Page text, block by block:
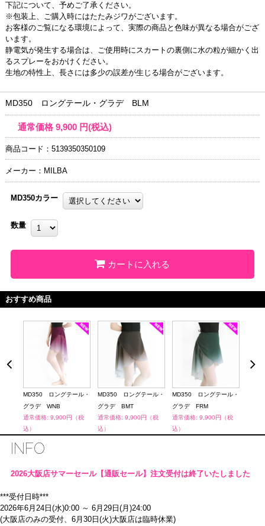
下記について、予めご了承ください。
※包装上、ご購入時にはたたみジワがございます。
お客様のご覧になる環境によって、実際の商品と色味が異なる場合がござ
います。
静電気が発生する場合は、ご使用時にスカートの裏側に水の粒が細かく出
るスプレーをおかけください。
生地の特性上、長さには多少の誤差が生じる場合がございます。
MD350 ロングテール・グラデ BLM
通常価格 9,900円(税込)
商品コード：5139350350109
メーカー：MILBA
MD350カラー
数量
カートに入れる
おすすめ商品
MD350 ロングテール・
グラデ WNB
通常価格: 9,900円（税
込）
MD350 ロングテール・
グラデ BMT
通常価格: 9,900円（税
込）
MD350 ロングテール・
グラデ FRM
通常価格: 9,900円（税
込）
INFO
2026大阪店サマーセール【通販セール】注文受付は終了いたしました
***受付日時***
2026年6月24日(水)0:00 ～ 6月29日(月)24:00
(大阪店のみの受付、6月30日(火)大阪店は臨時休業)